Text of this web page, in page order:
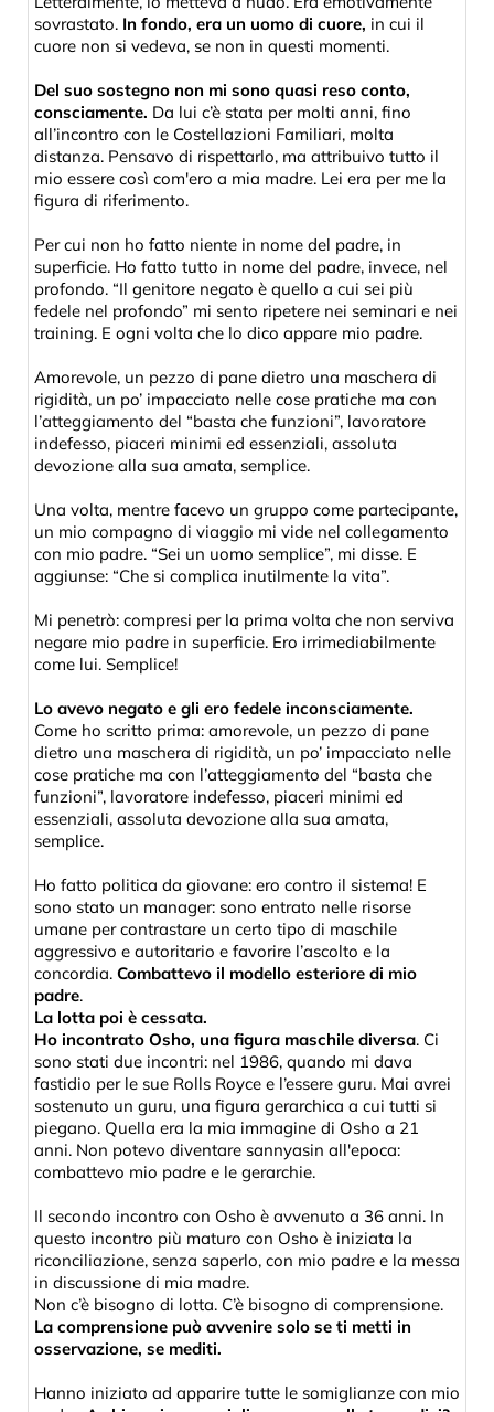
sovrastato. In fondo, era un uomo di cuore, in cui il
cuore non si vedeva, se non in questi momenti.
Del suo sostegno non mi sono quasi reso conto,
consciamente. Da lui c’è stata per molti anni, fino
all’incontro con le Costellazioni Familiari, molta
distanza. Pensavo di rispettarlo, ma attribuivo tutto il
mio essere così com'ero a mia madre. Lei era per me la
figura di riferimento.
Per cui non ho fatto niente in nome del padre, in
superficie. Ho fatto tutto in nome del padre, invece, nel
profondo. “Il genitore negato è quello a cui sei più
fedele nel profondo” mi sento ripetere nei seminari e nei
training. E ogni volta che lo dico appare mio padre.
Amorevole, un pezzo di pane dietro una maschera di
rigidità, un po’ impacciato nelle cose pratiche ma con
l’atteggiamento del “basta che funzioni”, lavoratore
indefesso, piaceri minimi ed essenziali, assoluta
devozione alla sua amata, semplice.
Una volta, mentre facevo un gruppo come partecipante,
un mio compagno di viaggio mi vide nel collegamento
con mio padre. “Sei un uomo semplice”, mi disse. E
aggiunse: “Che si complica inutilmente la vita”.
Mi penetrò: compresi per la prima volta che non serviva
negare mio padre in superficie. Ero irrimediabilmente
come lui. Semplice!
Lo avevo negato e gli ero fedele inconsciamente.
Come ho scritto prima: amorevole, un pezzo di pane
dietro una maschera di rigidità, un po’ impacciato nelle
cose pratiche ma con l’atteggiamento del “basta che
funzioni”, lavoratore indefesso, piaceri minimi ed
essenziali, assoluta devozione alla sua amata,
semplice.
Ho fatto politica da giovane: ero contro il sistema! E
sono stato un manager: sono entrato nelle risorse
umane per contrastare un certo tipo di maschile
aggressivo e autoritario e favorire l’ascolto e la
concordia. Combattevo il modello esteriore di mio
padre.
La lotta poi è cessata.
Ho incontrato Osho, una figura maschile diversa. Ci
sono stati due incontri: nel 1986, quando mi dava
fastidio per le sue Rolls Royce e l’essere guru. Mai avrei
sostenuto un guru, una figura gerarchica a cui tutti si
piegano. Quella era la mia immagine di Osho a 21
anni. Non potevo diventare sannyasin all'epoca:
combattevo mio padre e le gerarchie.
Il secondo incontro con Osho è avvenuto a 36 anni. In
questo incontro più maturo con Osho è iniziata la
riconciliazione, senza saperlo, con mio padre e la messa
in discussione di mia madre.
Non c’è bisogno di lotta. C’è bisogno di comprensione.
La comprensione può avvenire solo se ti metti in
osservazione, se mediti.
Hanno iniziato ad apparire tutte le somiglianze con mio